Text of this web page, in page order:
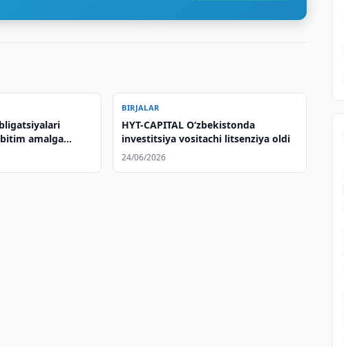
amalga
BIRJALAR
HYT-CAPITAL O‘zbekistonda
investitsiya vositachi litsenziya oldi
24/06/2026